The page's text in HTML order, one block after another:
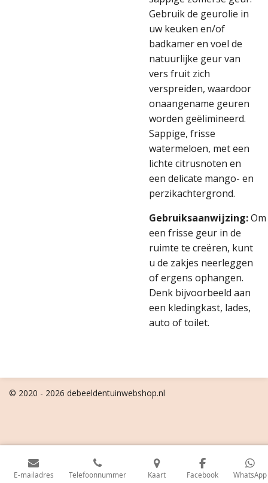
Gebruik de geurolie in
uw keuken en/of
badkamer en voel de
natuurlijke geur van
vers fruit zich
verspreiden, waardoor
onaangename geuren
worden geëlimineerd.
Sappige, frisse
watermeloen, met een
lichte citrusnoten en
een delicate mango- en
perzikachtergrond.
Gebruiksaanwijzing:Om
een frisse geur in de
ruimte te creëren, kunt
u de zakjes neerleggen
of ergens ophangen.
Denk bijvoorbeeld aan
een kledingkast, lades,
auto of toilet.
© 2020 - 2026 debeeldentuinwebshop.nl
E-mailadres Telefoonnummer Kaart Facebook WhatsApp